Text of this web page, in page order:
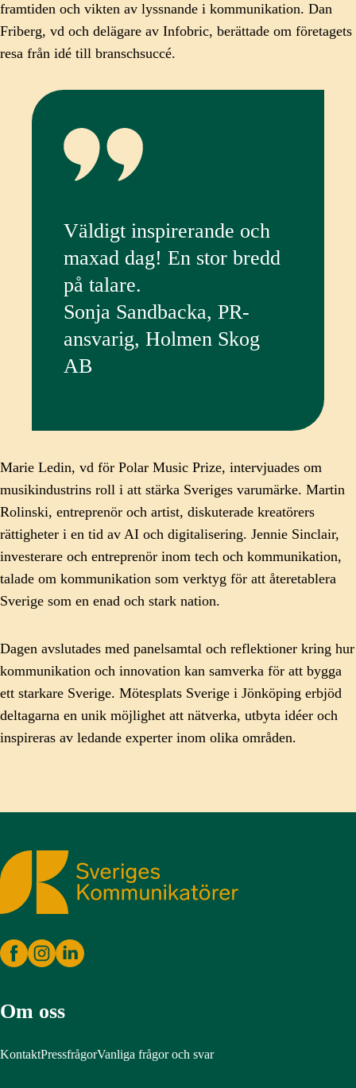
framtiden och vikten av lyssnande i kommunikation. Dan
Friberg, vd och delägare av Infobric, berättade om företagets
resa från idé till branschsuccé.
Väldigt inspirerande och
maxad dag! En stor bredd
på talare.
Sonja Sandbacka, PR-
ansvarig, Holmen Skog
AB
Marie Ledin, vd för Polar Music Prize, intervjuades om
musikindustrins roll i att stärka Sveriges varumärke. Martin
Rolinski, entreprenör och artist, diskuterade kreatörers
rättigheter i en tid av AI och digitalisering. Jennie Sinclair,
investerare och entreprenör inom tech och kommunikation,
talade om kommunikation som verktyg för att återetablera
Sverige som en enad och stark nation.
Dagen avslutades med panelsamtal och reflektioner kring hur
kommunikation och innovation kan samverka för att bygga
ett starkare Sverige. Mötesplats Sverige i Jönköping erbjöd
deltagarna en unik möjlighet att nätverka, utbyta idéer och
inspireras av ledande experter inom olika områden.
Sveriges Kommunikatörer
Om oss
KontaktPressfrågorVanliga frågor och svar